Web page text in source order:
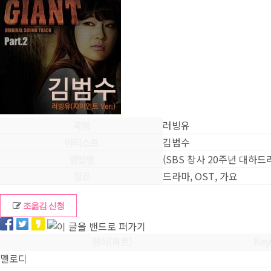
러빙유
김범수
(SBS 창사 20주년 대하드
드라마, OST, 가요
조옮김 신청
멜로디